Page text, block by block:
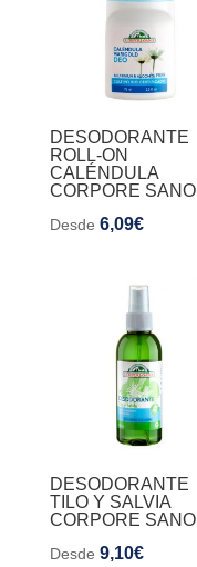
DESODORANTE
ROLL-ON
CALÉNDULA
CORPORE SANO
Desde 6,09€
DESODORANTE
TILO Y SALVIA
CORPORE SANO
Desde 9,10€